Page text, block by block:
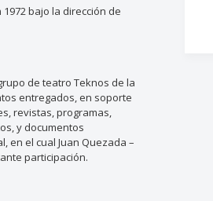
bajo la dirección de
de teatro Teknos de la
entregados, en soporte
revistas, programas,
y documentos
en el cual Juan Quezada –
participación.